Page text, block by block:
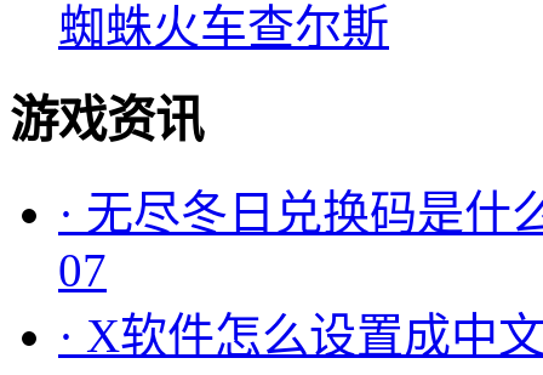
蜘蛛火车查尔斯
游戏资讯
· 无尽冬日兑换码是什
07
· X软件怎么设置成中